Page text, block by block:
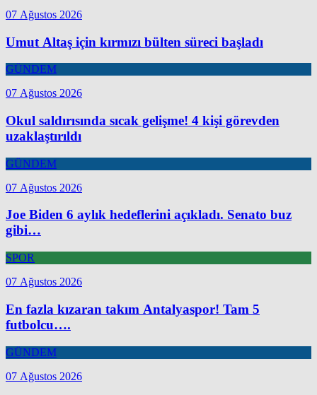
07 Ağustos 2026
Umut Altaş için kırmızı bülten süreci başladı
GÜNDEM
07 Ağustos 2026
Okul saldırısında sıcak gelişme! 4 kişi görevden
uzaklaştırıldı
GÜNDEM
07 Ağustos 2026
Joe Biden 6 aylık hedeflerini açıkladı. Senato buz
gibi…
SPOR
07 Ağustos 2026
En fazla kızaran takım Antalyaspor! Tam 5
futbolcu….
GÜNDEM
07 Ağustos 2026